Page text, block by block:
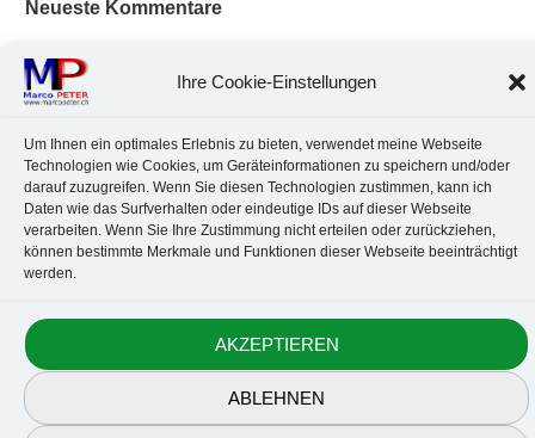
Ihre Cookie-Einstellungen
Um Ihnen ein optimales Erlebnis zu bieten, verwendet meine Webseite
Technologien wie Cookies, um Geräteinformationen zu speichern und/oder
darauf zuzugreifen. Wenn Sie diesen Technologien zustimmen, kann ich
Daten wie das Surfverhalten oder eindeutige IDs auf dieser Webseite
verarbeiten. Wenn Sie Ihre Zustimmung nicht erteilen oder zurückziehen,
können bestimmte Merkmale und Funktionen dieser Webseite beeinträchtigt
werden.
AKZEPTIEREN
ABLEHNEN
Neueste Kommentare
Marco Peter
Ubuntu MATE-Panel: Format von Datum und
Uhrzeit anpassen
Uhrzeit anpassen
Brummel HerbolzheimzuMusik-Portrait Nr. 1: Les Assoiffés
aus Mittelbergheim
Marco PeterzuVereinfachte Installation von Brother-Geräten
unter Linux
Anbieterkennzeichnung
© 2010-2026 Marco PETER. All rights reserved.